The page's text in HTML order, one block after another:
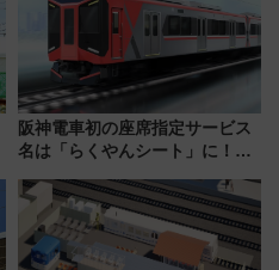
阪神電車初の座席指定サービス
名は「らくやんシート」に！新
を快適移動